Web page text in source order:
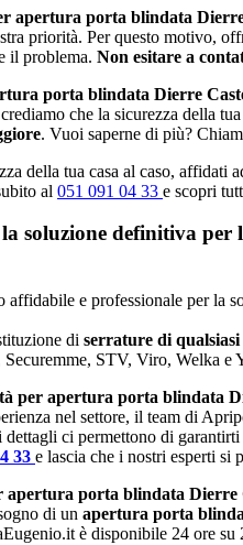
apertura porta blindata
priorità. Per questo motivo,
il problema. Non esitare a
porta blindata Dierre
che la sicurezza della
. Vuoi saperne di più?
della tua casa al caso,
al 051 091 04 33 e scopri
soluzione definitiva per
affidabile e professionale per la
di serrature di
STV, Viro, Welka e
per apertura porta blindata
nel settore, il team di
dettagli ci permettono di
33 e lascia che i nostri esperti si
apertura porta blindata Dierre
di un apertura porta
è disponibile 24 ore